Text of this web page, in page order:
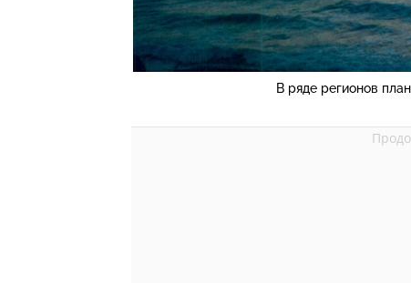
В ряде регионов